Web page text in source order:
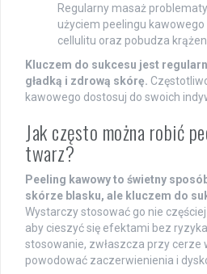
Regularny masaż
użyciem peelingu
cellulitu oraz pobudza
Kluczem do sukcesu jest
gładką i zdrową skórę.
kawowego dostosuj do swoich
Jak często można robić
twarz?
Peeling kawowy to świetny
skórze blasku, ale kluczem do
Wystarczy stosować go nie
aby cieszyć się efektami bez
stosowanie, zwłaszcza przy cerze
powodować zaczerwienienia i